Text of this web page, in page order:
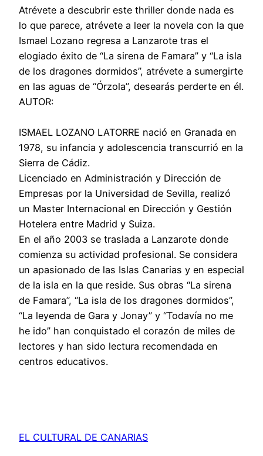
Atrévete a descubrir este thriller donde nada es
lo que parece, atrévete a leer la novela con la que
Ismael Lozano regresa a Lanzarote tras el
elogiado éxito de “La sirena de Famara” y “La isla
de los dragones dormidos”, atrévete a sumergirte
en las aguas de “Órzola”, desearás perderte en él.
AUTOR:
ISMAEL LOZANO LATORRE nació en Granada en
1978, su infancia y adolescencia transcurrió en la
Sierra de Cádiz.
Licenciado en Administración y Dirección de
Empresas por la Universidad de Sevilla, realizó
un Master Internacional en Dirección y Gestión
Hotelera entre Madrid y Suiza.
En el año 2003 se traslada a Lanzarote donde
comienza su actividad profesional. Se considera
un apasionado de las Islas Canarias y en especial
de la isla en la que reside. Sus obras “La sirena
de Famara”, “La isla de los dragones dormidos”,
“La leyenda de Gara y Jonay” y “Todavía no me
he ido” han conquistado el corazón de miles de
lectores y han sido lectura recomendada en
centros educativos.
EL CULTURAL DE CANARIAS